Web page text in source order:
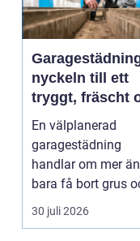
nyckeln till ett
tryggt, fräscht
hållbart garage
En välplanerad
garagestädning
handlar om mer
bara få bort grus
damm från golvet.
Rena gar...
30 juli 2026